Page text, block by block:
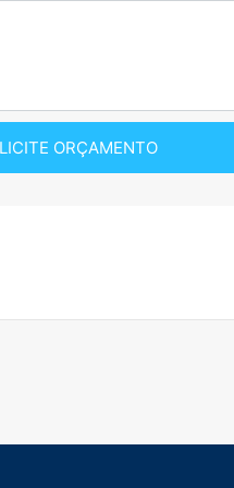
ORÇAMENTO